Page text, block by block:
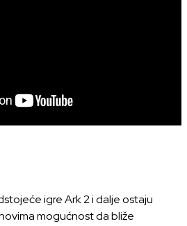
igre Ark 2 i dalje ostaju
mogućnost da bliže